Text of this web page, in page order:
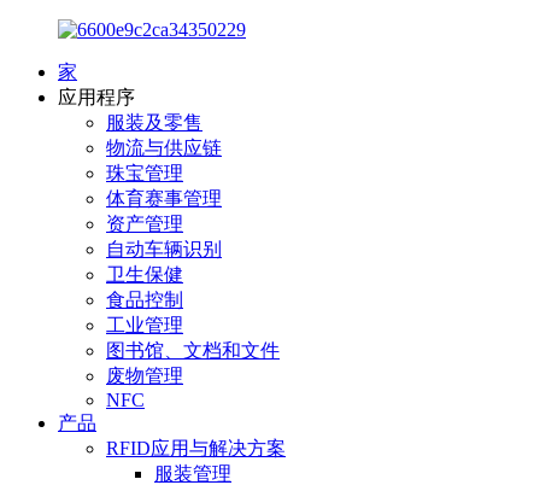
家
应用程序
服装及零售
物流与供应链
珠宝管理
体育赛事管理
资产管理
自动车辆识别
卫生保健
食品控制
工业管理
图书馆、文档和文件
废物管理
NFC
产品
RFID应用与解决方案
服装管理